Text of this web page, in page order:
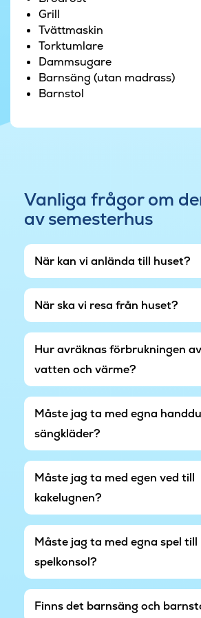
Grill
Tvättmaskin
Torktumlare
Dammsugare
Barnsäng (utan madrass)
Barnstol
Vanliga frågor om
av semesterhus
När kan vi anlända till huset?
När ska vi resa från huset?
Hur avräknas förbrukningen
vatten och värme?
Måste jag ta med egna
sängkläder?
Måste jag ta med egen ved till
kakelugnen?
Måste jag ta med egna spel till
spelkonsol?
Finns det barnsäng och